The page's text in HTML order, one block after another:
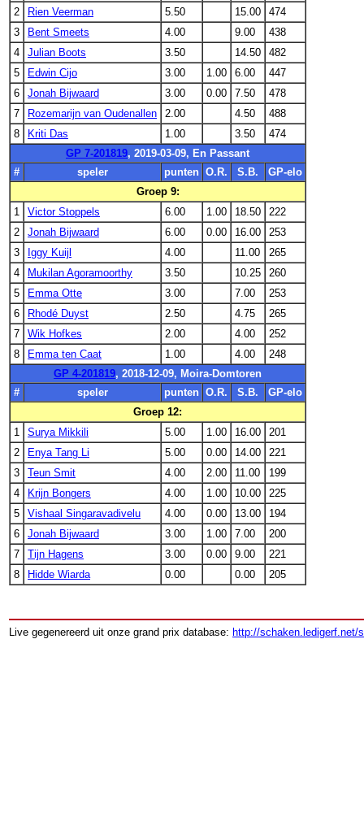
2
Rien Veerman 5.50 15.00
474
3
Bent Smeets 4.00 9.00
438
4
Julian Boots 3.50 14.50
482
5
Edwin Cijo 3.00 1.00 6.00
447
6
Jonah Bijwaard 3.00 0.00 7.50
478
7
Rozemarijn van Oudenallen 2.00 4.50
488
8
Kriti Das 1.00 3.50
474
GP 7-201819, 2019-03-09, En Passant
#
speler punten O.R. S.B.
GP-elo
Groep 9:
1
Victor Stoppels 6.00 1.00 18.50
222
2
Jonah Bijwaard 6.00 0.00 16.00
253
3
Iggy Kuijl 4.00 11.00
265
4
Mukilan Agoramoorthy 3.50 10.25
260
5
Emma Otte 3.00 7.00
253
6
Rhodé Duyst 2.50 4.75
265
7
Wik Hofkes 2.00 4.00
252
8
Emma ten Caat 1.00 4.00
248
GP 4-201819, 2018-12-09, Moira-Domtoren
#
speler punten O.R. S.B.
GP-elo
Groep 12:
1
Surya Mikkili 5.00 1.00 16.00
201
2
Enya Tang Li 5.00 0.00 14.00
221
3
Teun Smit 4.00 2.00 11.00
199
4
Krijn Bongers 4.00 1.00 10.00
225
5
Vishaal Singaravadivelu 4.00 0.00 13.00
194
6
Jonah Bijwaard 3.00 1.00 7.00
200
7
Tijn Hagens 3.00 0.00 9.00
221
8
Hidde Wiarda 0.00 0.00 205
Live gegenereerd uit onze grand prix database: http://schaken.ledigerf.net/